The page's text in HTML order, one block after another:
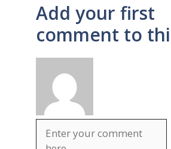
Add your first
comment to